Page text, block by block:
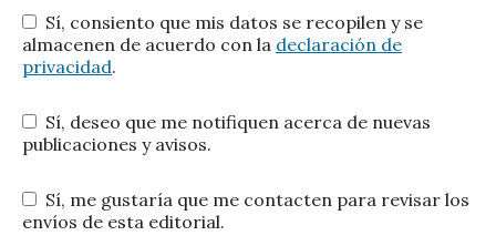
almacenen de acuerdo con la declaración de
privacidad.
publicaciones y avisos.
envíos de esta editorial.